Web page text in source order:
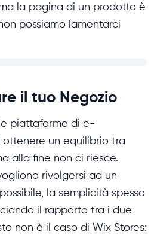
la pagina di un prodotto è
possiamo lamentarci
il tuo Negozio
piattaforme di e-
ottenere un equilibrio tra
alla fine non ci riesce.
rivolgersi ad un
la semplicità spesso
il rapporto tra i due
non è il caso di Wix Stores: